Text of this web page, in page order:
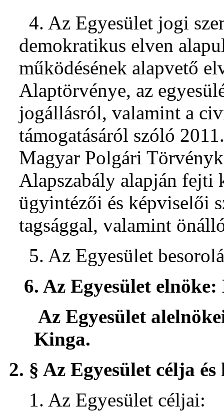
4. Az Egyesület jogi
demokratikus elven
működésének alapvető
Alaptörvénye, az
jogállásról, valamint a
támogatásáról szóló
Magyar Polgári
Alapszabály alapján fejti
ügyintézői és képviselői
tagsággal, valamint
5. Az Egyesület
6. Az Egyesület
Az Egyesület
Kinga.
2. § Az Egyesület célja
1. Az Egyesület céljai: